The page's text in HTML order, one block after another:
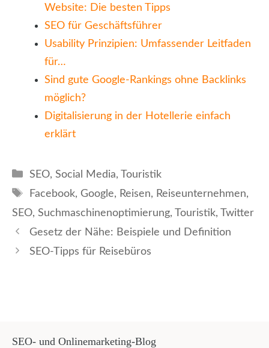
Website: Die besten Tipps
SEO für Geschäftsführer
Usability Prinzipien: Umfassender Leitfaden
für…
Sind gute Google-Rankings ohne Backlinks
möglich?
Digitalisierung in der Hotellerie einfach
erklärt
Kategorien
SEO, Social Media, Touristik
Schlagwörter
Facebook, Google, Reisen, Reiseunternehmen,
SEO, Suchmaschinenoptimierung, Touristik, Twitter
Gesetz der Nähe: Beispiele und Definition
SEO-Tipps für Reisebüros
SEO- und Onlinemarketing-Blog